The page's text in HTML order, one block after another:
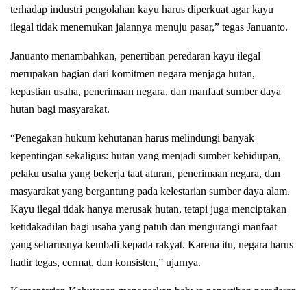
terhadap industri pengolahan kayu harus diperkuat agar kayu
ilegal tidak menemukan jalannya menuju pasar,” tegas Januanto.
Januanto menambahkan, penertiban peredaran kayu ilegal
merupakan bagian dari komitmen negara menjaga hutan,
kepastian usaha, penerimaan negara, dan manfaat sumber daya
hutan bagi masyarakat.
“Penegakan hukum kehutanan harus melindungi banyak
kepentingan sekaligus: hutan yang menjadi sumber kehidupan,
pelaku usaha yang bekerja taat aturan, penerimaan negara, dan
masyarakat yang bergantung pada kelestarian sumber daya alam.
Kayu ilegal tidak hanya merusak hutan, tetapi juga menciptakan
ketidakadilan bagi usaha yang patuh dan mengurangi manfaat
yang seharusnya kembali kepada rakyat. Karena itu, negara harus
hadir tegas, cermat, dan konsisten,” ujarnya.